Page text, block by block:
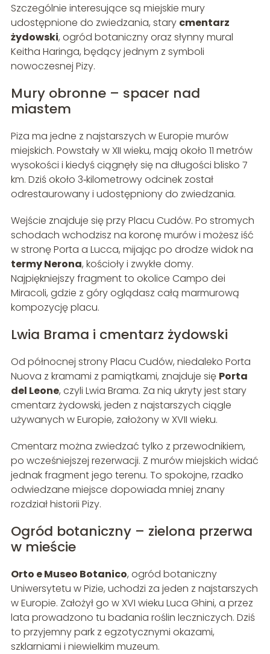
Szczególnie interesujące są miejskie mury
udostępnione do zwiedzania, stary cmentarz
żydowski, ogród botaniczny oraz słynny mural
Keitha Haringa, będący jednym z symboli
nowoczesnej Pizy.
Mury obronne – spacer nad
miastem
Piza ma jedne z najstarszych w Europie murów
miejskich. Powstały w XII wieku, mają około 11 metrów
wysokości i kiedyś ciągnęły się na długości blisko 7
km. Dziś około 3‑kilometrowy odcinek został
odrestaurowany i udostępniony do zwiedzania.
Wejście znajduje się przy Placu Cudów. Po stromych
schodach wchodzisz na koronę murów i możesz iść
w stronę Porta a Lucca, mijając po drodze widok na
termy Nerona, kościoły i zwykłe domy.
Najpiękniejszy fragment to okolice Campo dei
Miracoli, gdzie z góry oglądasz całą marmurową
kompozycję placu.
Lwia Brama i cmentarz żydowski
Od północnej strony Placu Cudów, niedaleko Porta
Nuova z kramami z pamiątkami, znajduje się Porta
del Leone, czyli Lwia Brama. Za nią ukryty jest stary
cmentarz żydowski, jeden z najstarszych ciągle
używanych w Europie, założony w XVII wieku.
Cmentarz można zwiedzać tylko z przewodnikiem,
po wcześniejszej rezerwacji. Z murów miejskich widać
jednak fragment jego terenu. To spokojne, rzadko
odwiedzane miejsce dopowiada mniej znany
rozdział historii Pizy.
Ogród botaniczny – zielona przerwa
w mieście
Orto e Museo Botanico, ogród botaniczny
Uniwersytetu w Pizie, uchodzi za jeden z najstarszych
w Europie. Założył go w XVI wieku Luca Ghini, a przez
lata prowadzono tu badania roślin leczniczych. Dziś
to przyjemny park z egzotycznymi okazami,
szklarniami i niewielkim muzeum.